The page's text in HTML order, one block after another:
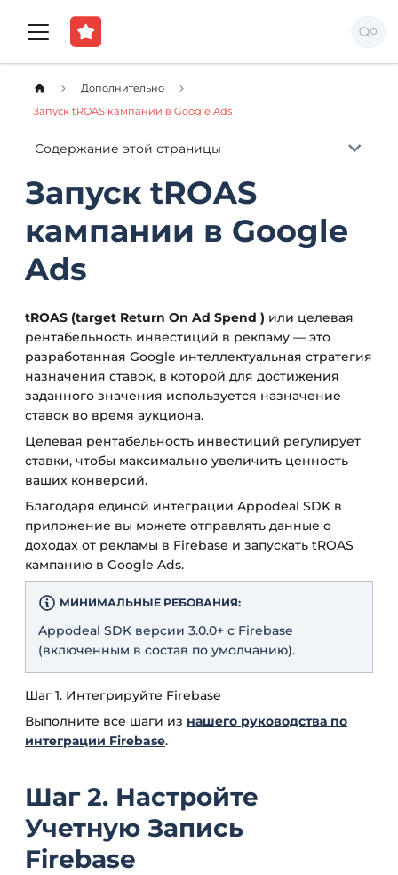
Дополнительно
Запуск tROAS кампании в Google Ads
Содержание этой страницы
Запуск tROAS
кампании в Google
Ads
tROAS (target Return On Ad Spend ) или целевая
рентабельность инвестиций в рекламу — это
разработанная Google интеллектуальная стратегия
назначения ставок, в которой для достижения
заданного значения используется назначение
ставок во время аукциона.
Целевая рентабельность инвестиций регулирует
ставки, чтобы максимально увеличить ценность
ваших конверсий.
Благодаря единой интеграции Appodeal SDK в
приложение вы можете отправлять данные о
доходах от рекламы в Firebase и запускать tROAS
кампанию в Google Ads.
МИНИМАЛЬНЫЕ РЕБОВАНИЯ:
Appodeal SDK версии 3.0.0+ с Firebase
(включенным в состав по умолчанию).
Шаг 1. Интегрируйте Firebase
Выполните все шаги из нашего руководства по
интеграции Firebase.
Шаг 2. Настройте
Учетную Запись
Firebase